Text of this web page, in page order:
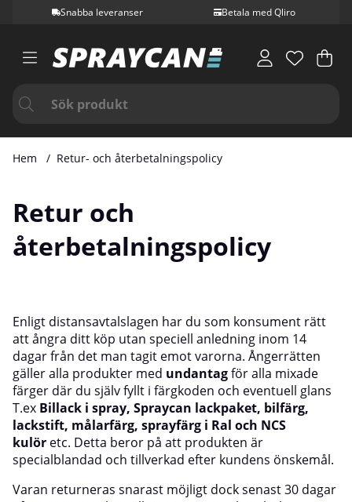
Snabba leveranser Betala med Qliro
.
Hem Retur- och återbetalningspolicy
Retur och
återbetalningspolicy
Enligt distansavtalslagen har du som konsument rätt
att ångra ditt köp utan speciell anledning inom 14
dagar från det man tagit emot varorna. Ångerrätten
gäller alla produkter med undantagför alla mixade
färger där du själv fyllt i färgkoden och eventuell glans
T.ex Billack i spray, Spraycan lackpaket, bilfärg,
lackstift, målarfärg, sprayfärg i Ral och NCS
kulör etc. Detta beror på att produkten är
specialblandad och tillverkad efter kundens önskemål.
Varan returneras snarast möjligt dock senast 30 dagar